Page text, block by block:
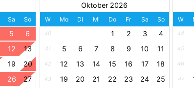
Sa So
5 6
12 13
19 20
26 27
Oktober 2026
W Mo Di Mi Do Fr Sa So
40 1 2 3 4
41 5 6 7 8 9 10 11
42 12 13 14 15 16 17 18
43 19 20 21 22 23 24 25
W
44
45
46
47